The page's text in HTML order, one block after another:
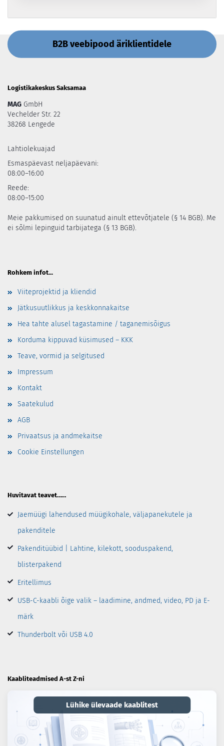
B2B veebipood äriklientidele
Logistikakeskus Saksamaa
MAG GmbH
Vechelder Str. 22
38268 Lengede
Lahtiolekuajad
Esmaspäevast neljapäevani:
08:00–16:00
Reede:
08:00–15:00
Meie pakkumised on suunatud ainult ettevõtjatele (§ 14 BGB). Me
ei sõlmi lepinguid tarbijatega (§ 13 BGB).
Rohkem infot...
Viiteprojektid ja kliendid
Jätkusuutlikkus ja keskkonnakaitse
Hea tahte alusel tagastamine / taganemisõigus
Korduma kippuvad küsimused – KKK
Teave, vormid ja selgitused
Impressum
Kontakt
Saatekulud
AGB
Privaatsus ja andmekaitse
Cookie Einstellungen
Huvitavat teavet……
Jaemüügi lahendused müügikohale, väljapanekutele ja
pakenditele
Pakenditüübid | Lahtine, kilekott, sooduspakend,
blisterpakend
Eritellimus
USB-C-kaabli õige valik – laadimine, andmed, video, PD ja E-
märk
Thunderbolt või USB 4.0
Kaabliteadmised A-st Z-ni
Lühike ülevaade kaablitest